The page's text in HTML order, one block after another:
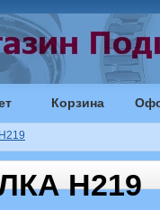
Корзина
H219